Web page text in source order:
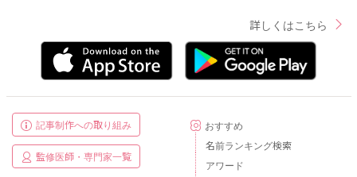
詳しくはこちら
記事制作への取り組み
監修医師・専門家一覧
おすすめ
名前ランキング検索
アワード